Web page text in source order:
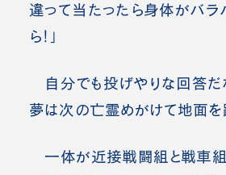
違って当たったら身体がバラ
ら！」
自分でも投げやりな回答だ
夢は次の亡霊めがけて地面を
一体が近接戦闘組と戦車